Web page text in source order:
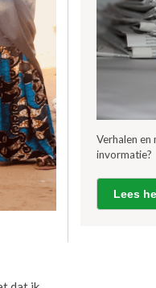
Verhalen en
invormatie?
Lees